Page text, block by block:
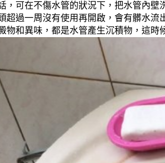
，可在不傷水管的狀況下，把水管內壁
超過一周沒有使用再開啟，會有髒水
物和異味，都是水管產生沉積物，這時